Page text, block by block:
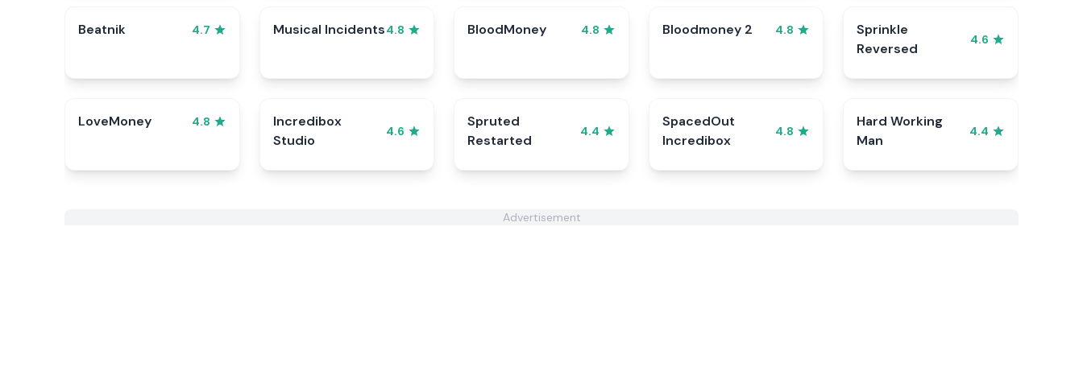
Beatnik 4.7 Musical Incidents4.8 BloodMoney 4.8 Bloodmoney 2 4.8
Sprinkle
Reversed
4.6
LoveMoney 4.8
Incredibox
Studio
4.6
Spruted
Restarted
4.4
SpacedOut
Incredibox
4.8
Hard Working
Man
4.4
Advertisement